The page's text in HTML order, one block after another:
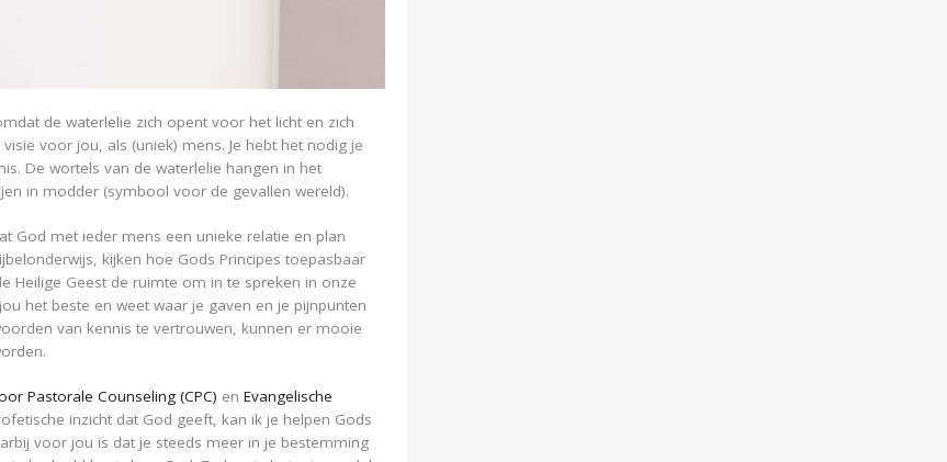
de waterlelie zich opent voor het licht en zich
voor jou, als (uniek) mens. Je hebt het nodig je
De wortels van de waterlelie hangen in het
in modder (symbool voor de gevallen wereld).
God met ieder mens een unieke relatie en plan
kijken hoe Gods Principes toepasbaar
Heilige Geest de ruimte om in te spreken in onze
het beste en weet waar je gaven en je pijnpunten
van kennis te vertrouwen, kunnen er mooie
Pastorale Counseling (CPC) en Evangelische
inzicht dat God geeft, kan ik je helpen Gods
voor jou is dat je steeds meer in je bestemming